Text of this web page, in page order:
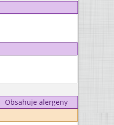
Obsahuje alergeny